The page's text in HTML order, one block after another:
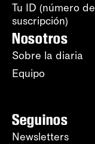
Tu ID (número de
suscripción)
Nosotros
Sobre la diaria
Equipo
Seguinos
Newsletters